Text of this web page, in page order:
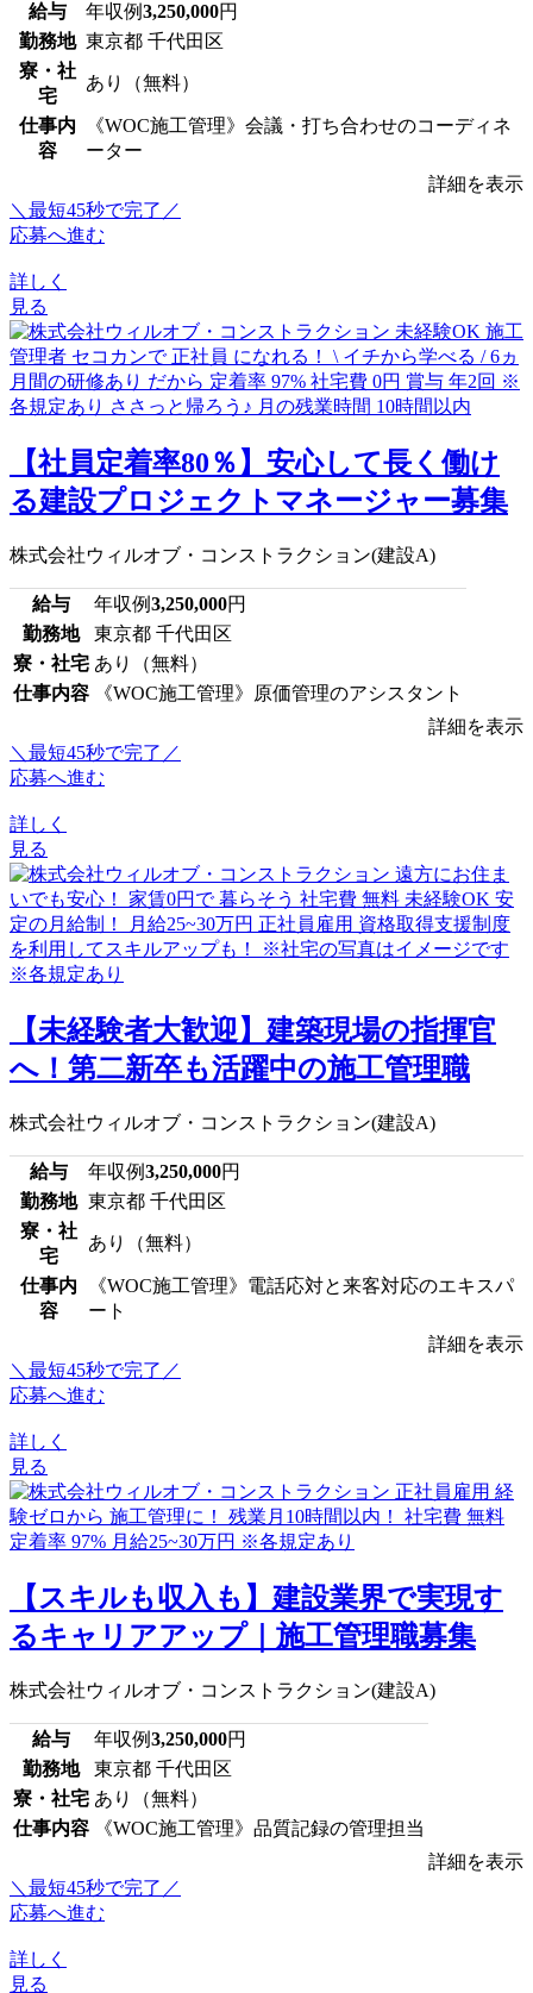
給与 年収例3,250,000円
勤務地 東京都 千代田区
寮・社
宅
あり（無料）
仕事内
容
《WOC施工管理》会議・打ち合わせのコーディネ
ーター
詳細を表示
＼最短45秒で完了／
応募へ進む
詳しく
見る
【社員定着率80％】安心して長く働け
る建設プロジェクトマネージャー募集
株式会社ウィルオブ・コンストラクション(建設A)
給与 年収例3,250,000円
勤務地
東京都 千代田区
寮・社宅 あり（無料）
仕事内容
《WOC施工管理》原価管理のアシスタント
詳細を表示
＼最短45秒で完了／
応募へ進む
詳しく
見る
【未経験者大歓迎】建築現場の指揮官
へ！第二新卒も活躍中の施工管理職
株式会社ウィルオブ・コンストラクション(建設A)
給与 年収例3,250,000円
勤務地 東京都 千代田区
寮・社
宅
あり（無料）
仕事内
容
《WOC施工管理》電話応対と来客対応のエキスパ
ート
詳細を表示
＼最短45秒で完了／
応募へ進む
詳しく
見る
【スキルも収入も】建設業界で実現す
るキャリアアップ｜施工管理職募集
株式会社ウィルオブ・コンストラクション(建設A)
給与 年収例3,250,000円
勤務地
東京都 千代田区
寮・社宅 あり（無料）
仕事内容
《WOC施工管理》品質記録の管理担当
詳細を表示
＼最短45秒で完了／
応募へ進む
詳しく
見る